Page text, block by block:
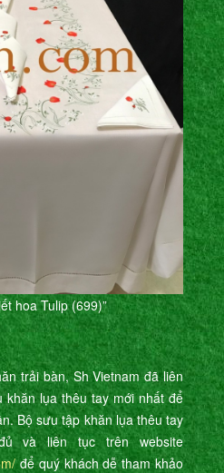
hoa Tulip (699)”
trải bàn, Sh Vietnam đã liên
khăn lụa thêu tay mới nhất để
Bộ sưu tập khăn lụa thêu tay
và liên tục trên website
để quý khách dễ tham khảo